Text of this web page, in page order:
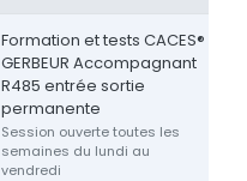
Formation et tests CACES®
GERBEUR Accompagnant
R485 entrée sortie
permanente
Session ouverte toutes les
semaines du lundi au
vendredi